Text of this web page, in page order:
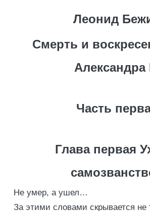
Леонид
Cмерть и
Александра
Часть
Глава первая
Не умер, а ушел…
За этими словами скрывается не